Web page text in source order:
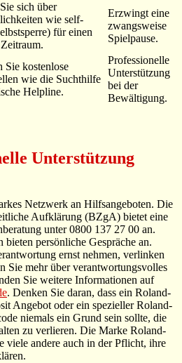
sich über
wie self-
für einen
Erzwingt eine
zwangsweise
Spielpause.
Sie kostenlose
wie die Suchthilfe
Helpline.
Professionelle
Unterstützung
bei der
Bewältigung.
Unterstützung
Netzwerk an Hilfsangeboten. Die
Aufklärung (BZgA) bietet eine
unter 0800 137 27 00 an.
bieten persönliche Gespräche an.
ernst nehmen, verlinken
Sie mehr über verantwortungsvolles
Sie weitere Informationen auf
. Denken Sie daran, dass ein Roland-
Angebot oder ein spezieller Roland-
niemals ein Grund sein sollte, die
zu verlieren. Die Marke Roland-
viele andere auch in der Pflicht, ihre